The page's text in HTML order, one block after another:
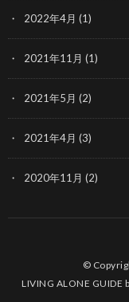
2022年4月 (1)
2021年11月 (1)
2021年5月 (2)
2021年4月 (3)
2020年11月 (2)
©
LIVING ALONE GUIDE